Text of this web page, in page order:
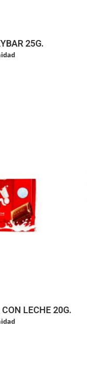
25G.
LECHE 20G.